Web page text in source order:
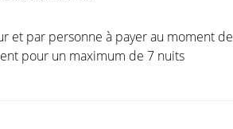
et par personne à payer au moment de
pour un maximum de 7 nuits